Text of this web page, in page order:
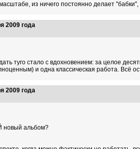
из ничего постоянно делает "бабки",
2009 года
туго стало с вдохновением: за целое
и одна классическая работа. Всё
2009 года
новый альбом?